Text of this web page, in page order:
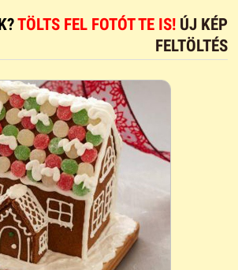
TÖLTS FEL FOTÓT TE IS! ÚJ KÉP
FELTÖLTÉS